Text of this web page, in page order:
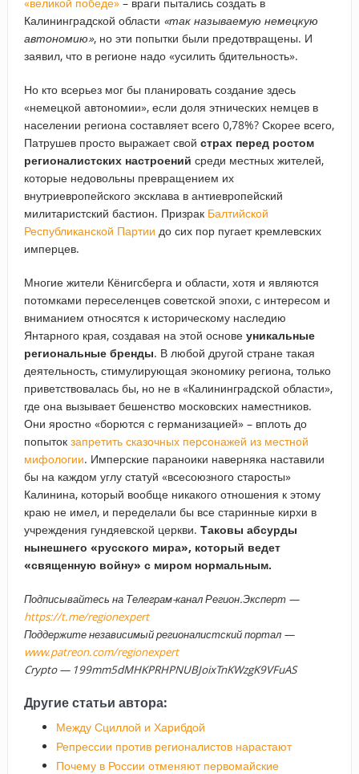
Калининградской области «так называемую немецкую
автономию», но эти попытки были предотвращены. И
заявил, что в регионе надо «усилить бдительность».
Но кто всерьез мог бы планировать создание здесь
«немецкой автономии», если доля этнических немцев в
населении региона составляет всего 0,78%? Скорее всего,
Патрушев просто выражает свой страх перед ростом
регионалистских настроений среди местных жителей,
которые недовольны превращением их
внутриевропейского эксклава в антиевропейский
милитаристский бастион. Призрак Балтийской
Республиканской Партии до сих пор пугает кремлевских
имперцев.
Многие жители Кёнигсберга и области, хотя и являются
потомками переселенцев советской эпохи, с интересом и
вниманием относятся к историческому наследию
Янтарного края, создавая на этой основе уникальные
региональные бренды. В любой другой стране такая
деятельность, стимулирующая экономику региона, только
приветствовалась бы, но не в «Калининградской области»,
где она вызывает бешенство московских наместников.
Они яростно «борются с германизацией» – вплоть до
попыток запретить сказочных персонажей из местной
мифологии. Имперские параноики наверняка наставили
бы на каждом углу статуй «всесоюзного старосты»
Калинина, который вообще никакого отношения к этому
краю не имел, и переделали бы все старинные кирхи в
учреждения гундяевской церкви. Таковы абсурды
нынешнего «русского мира», который ведет
«священную войну» с миром нормальным.
Подписывайтесь на Телеграм-канал Регион.Эксперт —
https://t.me/regionexpert
Поддержите независимый регионалистский портал —
www.patreon.com/regionexpert
Crypto — 199mm5dMHKPRHPNUBJoixTnKWzgK9VFuAS
Другие статьи автора:
Между Сциллой и Харибдой
Репрессии против регионалистов нарастают
Почему в России отменяют первомайские